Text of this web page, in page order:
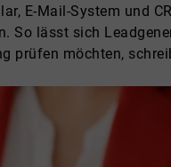
E-Mail-System und
So lässt sich
prüfen möchten,